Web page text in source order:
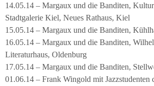
14.05.14 – Margaux und die Banditen,
Stadtgalerie Kiel, Neues Rathaus, Kiel
15.05.14 – Margaux und die Banditen,
16.05.14 – Margaux und die Banditen,
Literaturhaus, Oldenburg
17.05.14 – Margaux und die Banditen,
01.06.14 – Frank Wingold mit Jazzstudenten